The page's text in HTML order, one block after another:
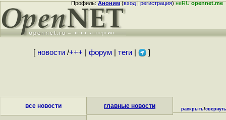
Профиль:Аноним(вход|регистрация)неRUopennet.me
[ новости/+++ форум| теги| ]
все новости главные новости раскрыть/свернуть